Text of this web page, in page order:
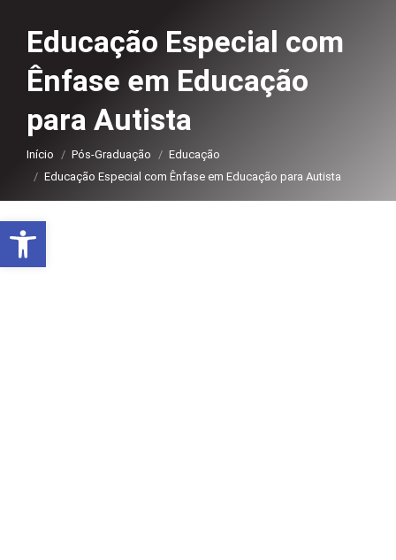
Educação Especial com
Ênfase em Educação
para Autista
Você está aqui:
Início Pós-Graduação
Educação
Educação Especial com Ênfase em Educação para Autista
Abrir a barra de ferramentas